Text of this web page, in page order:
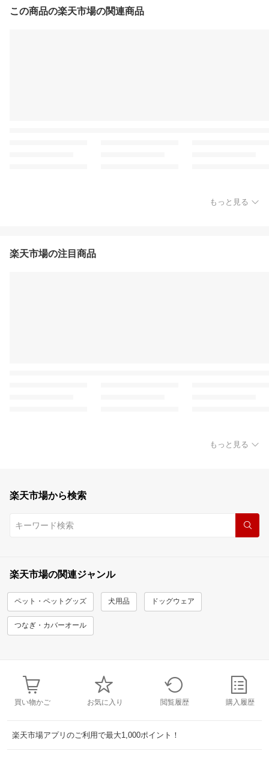
この商品の楽天市場の関連商品
もっと見る
楽天市場の注目商品
もっと見る
楽天市場から検索
楽天市場の関連ジャンル
ペット・ペットグッズ 犬用品 ドッグウェア
つなぎ・カバーオール
買い物かご お気に入り 閲覧履歴 購入履歴
楽天市場アプリのご利用で最大1,000ポイント！